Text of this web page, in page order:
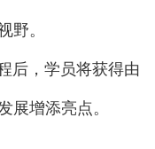
野。
后，学员将获得由
展增添亮点。